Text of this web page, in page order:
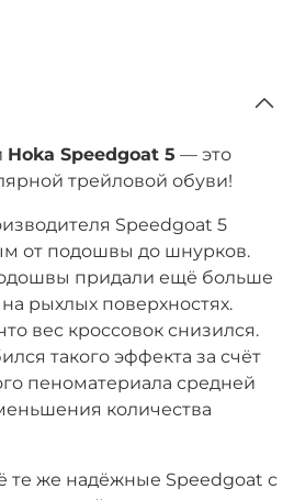
Hoka Speedgoat 5 — это
трейловой обуви!
Speedgoat 5
от подошвы до шнурков.
придали ещё больше
рыхлых поверхностях.
вес кроссовок снизился.
такого эффекта за счёт
пеноматериала средней
количества
те же надёжные Speedgoat с